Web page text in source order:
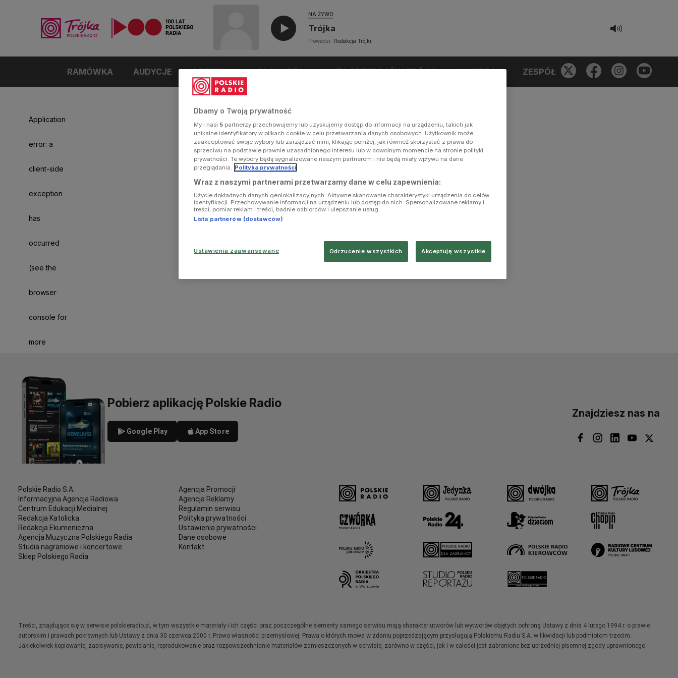
NA ŻYWO
Trójka
Prowadzi: Redakcja Trójki
RAMÓWKA AUDYCJE ARTYKUŁY PLAYLISTA LISTA PRZEBOJÓW TRÓJKI KONKURSY ZESPÓŁ
Application
error: a
client-side
exception
has
occurred
(see the
browser
console for
more
Pobierz aplikację Polskie Radio
Google Play App Store
Znajdziesz nas na
Polskie Radio S.A.
Informacyjna Agencja Radiowa
Centrum Edukacji Medialnej
Redakcja Katolicka
Redakcja Ekumeniczna
Agencja Muzyczna Polskiego Radia
Studia nagraniowe i koncertowe
Sklep Polskiego Radia
Agencja Promocji
Agencja Reklamy
Regulamin serwisu
Polityka prywatności
Ustawienia prywatności
Dane osobowe
Kontakt
Treści, znajdujące się w serwisie polskieradio.pl, w tym wszystkie materiały i ich części oraz poszczególne elementy samego serwisu mają charakter utworów lub wytworów objętych ochroną Ustawy z dnia 4 lutego 1994 r. o prawie
autorskim i prawach pokrewnych lub Ustawy z dnia 30 czerwca 2000 r. Prawo własności przemysłowej. Prawa o których mowa w zdaniu poprzedzającym przysługują Polskiemu Radiu S.A. w likwidacji lub podmiotom trzecim.
Jakiekolwiek kopiowanie, zapisywanie, powielanie, reprodukowanie oraz rozpowszechnianie materiałów zamieszczonych w serwisie, zarówno w części, jak i w całości jest zabronione bez uprzedniej pisemnej zgody uprawnionego.
Dbamy o Twoją prywatność
My i nasi 5 partnerzy przechowujemy lub uzyskujemy dostęp do informacji na urządzeniu, takich jak
unikalne identyfikatory w plikach cookie w celu przetwarzania danych osobowych. Użytkownik może
zaakceptować swoje wybory lub zarządzać nimi, klikając poniżej, jak również skorzystać z prawa do
sprzeciwu na podstawie prawnie uzasadnionego interesu lub w dowolnym momencie na stronie polityki
prywatności. Te wybory będą sygnalizowane naszym partnerom i nie będą miały wpływu na dane
przeglądania. Polityka prywatności
Wraz z naszymi partnerami przetwarzamy dane w celu zapewnienia:
Użycie dokładnych danych geolokalizacyjnych. Aktywne skanowanie charakterystyki urządzenia do celów
identyfikacji. Przechowywanie informacji na urządzeniu lub dostęp do nich. Spersonalizowane reklamy i
treści, pomiar reklam i treści, badnie odbiorców i ulepszanie usług.
Lista partnerów (dostawców)
Ustawienia zaawansowane Odrzucenie wszystkich Akceptuję wszystkie